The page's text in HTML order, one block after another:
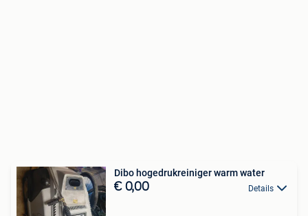
Dibo hogedrukreiniger warm water
€ 0,00 Details